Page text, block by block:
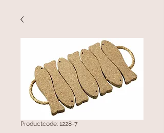
Productcode: 1228-7